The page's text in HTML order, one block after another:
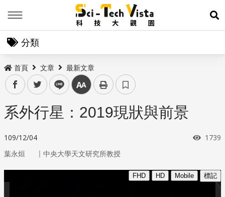
展
分類
首頁 文章 最新文章
facebooktwitter line 中
系外行星：2019現狀與前景
109/12/04 瀏覽
1739
葉永烜 ｜ 中央大學天文研究所教授